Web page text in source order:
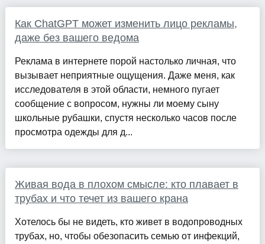
Как ChatGPT может изменить лицо рекламы,
даже без вашего ведома
Реклама в интернете порой настолько личная, что
вызывает неприятные ощущения. Даже меня, как
исследователя в этой области, немного пугает
сообщение с вопросом, нужны ли моему сыну
школьные рубашки, спустя несколько часов после
просмотра одежды для д...
Живая вода в плохом смысле: кто плавает в
трубах и что течет из вашего крана
Хотелось бы не видеть, кто живет в водопроводных
трубах, но, чтобы обезопасить семью от инфекций,